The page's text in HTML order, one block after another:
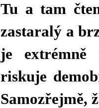
Tu a tam
zastaralý a
je extrémně
riskuje
Samozřejmě,